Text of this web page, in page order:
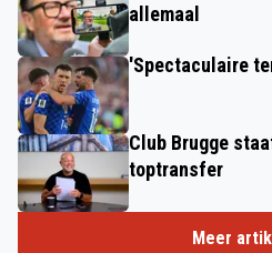
allemaal
'Spectaculaire
Club Brugge
toptransfer
Meer